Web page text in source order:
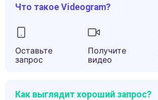
Что такое Videogram?
Оставьте
запрос
Получите
видео
Как выглядит хороший запрос?